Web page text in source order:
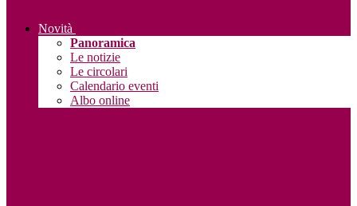
Novità
Panoramica
Le notizie
Le circolari
Calendario eventi
Albo online